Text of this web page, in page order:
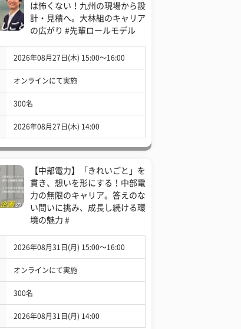
は怖くない！九州の現場から設
計・見積へ。大林組のキャリア
の広がり #先輩ロールモデル
2026年08月27日(木) 15:00〜16:00
オンラインにて実施
300名
2026年08月27日(木) 14:00
【中部電力】「きれいごと」を
貫き、想いを形にする！中部電
力の無限のキャリア。答えのな
い問いに挑み、成長し続ける環
境の魅力 #
2026年08月31日(月) 15:00〜16:00
オンラインにて実施
300名
2026年08月31日(月) 14:00